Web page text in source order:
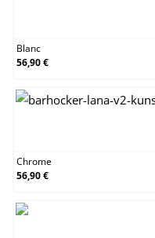
Blanc
56,90 €
Chrome
56,90 €